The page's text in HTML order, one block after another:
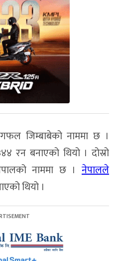
जिम्बाबेको नाममा छ ।
रन बनाएको थियो । दोस्रो
नाममा छ । नेपालले
थियो ।